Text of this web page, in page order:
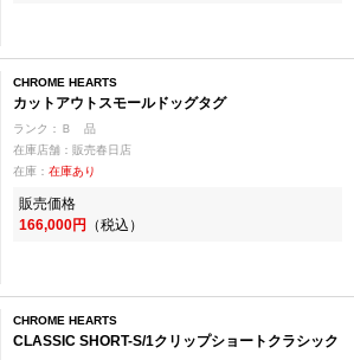
CHROME HEARTS
カットアウトスモールドッグタグ
ランク：Ｂ 品
在庫店舗：販売春日店
在庫： 在庫あり
販売価格
166,000円 （税込）
CHROME HEARTS
CLASSIC SHORT-S/1クリップショートクラシック